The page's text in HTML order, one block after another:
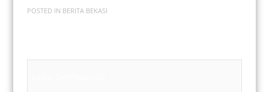
POSTED IN BERITA BEKASI